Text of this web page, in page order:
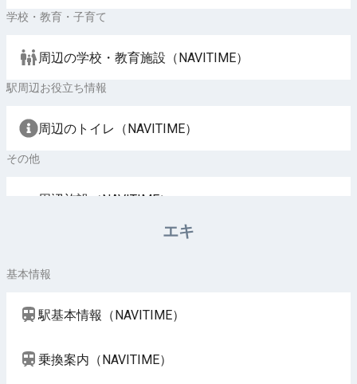
学校・教育・子育て
周辺の学校・教育施設（NAVITIME）
駅周辺お役立ち情報
周辺のトイレ（NAVITIME）
その他
周辺施設（NAVITIME）
エキ
基本情報
駅基本情報（NAVITIME）
乗換案内（NAVITIME）